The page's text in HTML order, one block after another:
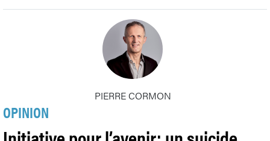
PIERRE CORMON
OPINION